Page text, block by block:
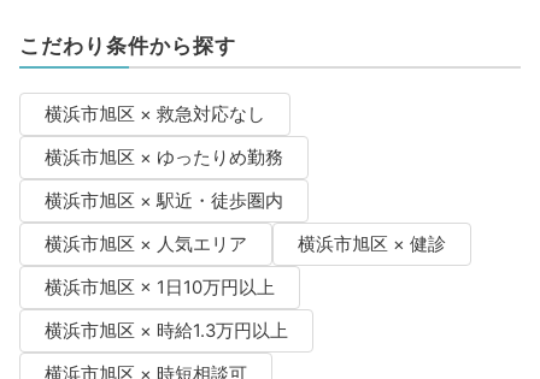
こだわり条件から探す
横浜市旭区 × 救急対応なし
横浜市旭区 × ゆったりめ勤務
横浜市旭区 × 駅近・徒歩圏内
横浜市旭区 × 人気エリア
横浜市旭区 × 健診
横浜市旭区 × 1日10万円以上
横浜市旭区 × 時給1.3万円以上